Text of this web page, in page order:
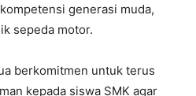
generasi muda,
sepeda motor.
berkomitmen untuk terus
kepada siswa SMK agar